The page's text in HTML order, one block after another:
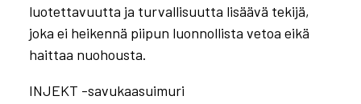
luotettavuutta ja turvallisuutta lisäävä tekijä,
joka ei heikennä piipun luonnollista vetoa eikä
haittaa nuohousta.
INJEKT -savukaasuimuri